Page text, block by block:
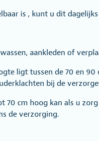
is , kunt u dit
aankleden of
ligt tussen de 70 en 90
bij de
70 cm hoog kan als u
de verzorging.